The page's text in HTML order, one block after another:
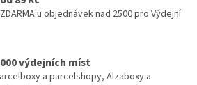
u objednávek nad 2500 pro Výdejní
výdejních míst
a parcelshopy, Alzaboxy a